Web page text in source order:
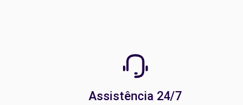
Assistência 24/7